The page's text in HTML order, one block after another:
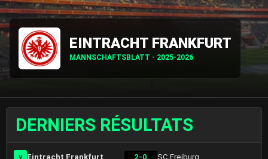
EINTRACHT FRANKFURT
MANNSCHAFTSBLATT - 2025-2026
DERNIERS RÉSULTATS
V Eintracht Frankfurt 2-0 SC Freiburg